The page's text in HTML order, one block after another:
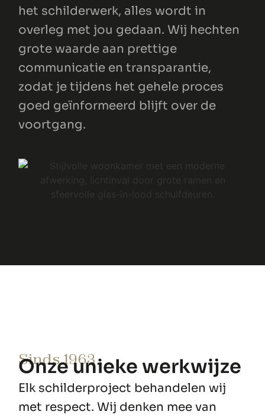
het schilderwerk, alles wordt in
overleg met jou gedaan. Wij hechten
grote waarde aan prettige
communicatie en transparantie,
zodat je tijdens het gehele proces
goed geïnformeerd blijft over de
voortgang.
Sinds 1963
Onze unieke werkwijze
Elk schilderproject behandelen wij
met respect. Wij denken mee van